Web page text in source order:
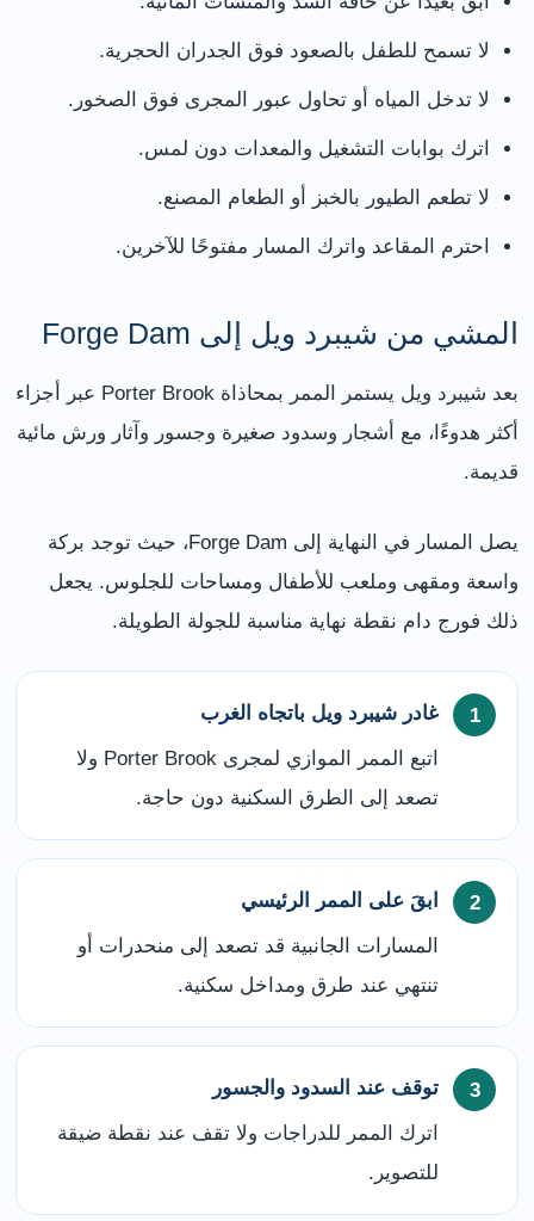
لا تسمح للطفل بالصعود فوق الجدران الحجرية.
لا تدخل المياه أو تحاول عبور المجرى فوق الصخور.
اترك بوابات التشغيل والمعدات دون لمس.
لا تطعم الطيور بالخبز أو الطعام المصنع.
احترم المقاعد واترك المسار مفتوحًا للآخرين.
المشي من شيبرد ويل إلى Forge Dam
بعد شيبرد ويل يستمر الممر بمحاذاة Porter Brook عبر أجزاء
أكثر هدوءًا، مع أشجار وسدود صغيرة وجسور وآثار ورش مائية
قديمة.
يصل المسار في النهاية إلى Forge Dam، حيث توجد بركة
واسعة ومقهى وملعب للأطفال ومساحات للجلوس. يجعل
ذلك فورج دام نقطة نهاية مناسبة للجولة الطويلة.
غادر شيبرد ويل باتجاه الغرب
اتبع الممر الموازي لمجرى Porter Brook ولا
تصعد إلى الطرق السكنية دون حاجة.
ابقَ على الممر الرئيسي
المسارات الجانبية قد تصعد إلى منحدرات أو
تنتهي عند طرق ومداخل سكنية.
توقف عند السدود والجسور
اترك الممر للدراجات ولا تقف عند نقطة ضيقة
للتصوير.